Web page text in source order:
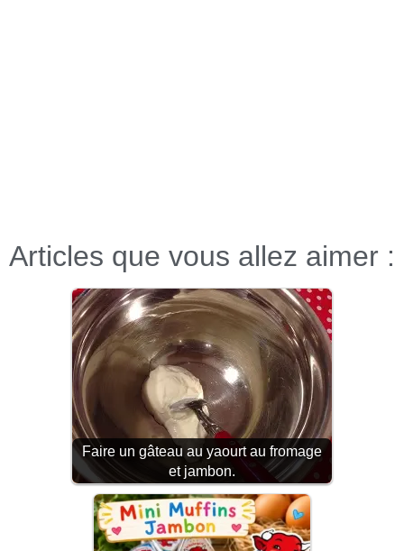
Articles que vous allez aimer :
Faire un gâteau au yaourt au fromage
et jambon.